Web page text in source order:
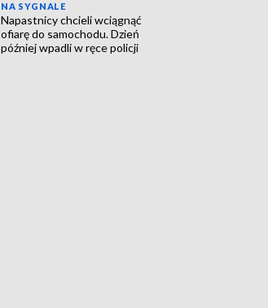
NA SYGNALE
Napastnicy chcieli wciągnąć
ofiarę do samochodu. Dzień
później wpadli w ręce policji